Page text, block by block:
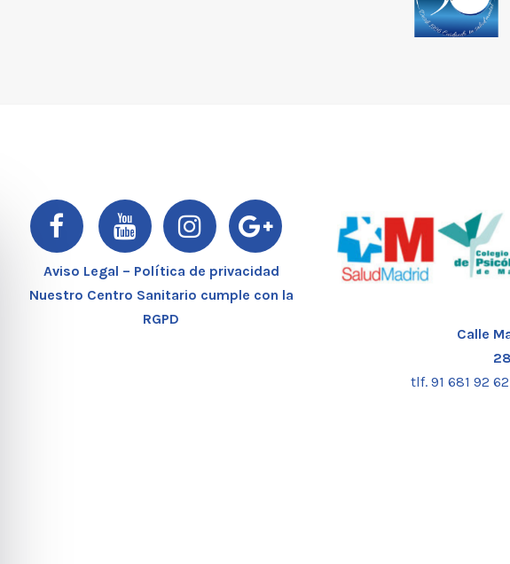
Aviso Legal – Política de privacidad
Nuestro Centro Sanitario cumple con la
RGPD
Calle
tlf. 91 681 92